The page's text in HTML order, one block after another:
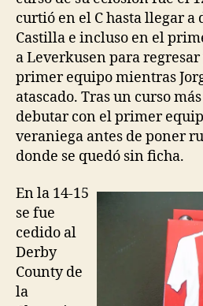
curtió en el C hasta llegar a
Castilla e incluso en el
a Leverkusen para
primer equipo mientras
atascado. Tras un curso
debutar con el primer
veraniega antes de poner
donde se quedó sin ficha.
En la 14-15
se fue
cedido al
Derby
County de
la